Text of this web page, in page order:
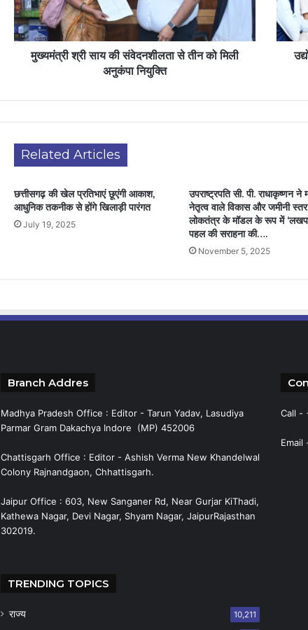
मुख्यमंत्री श्री साय की संवेदनशीलता से तीन को मिली
अनुकंपा नियुक्ति
Related Articles
छत्तीसगढ़ की खेल प्रतिभाएं छूएंगी आकाश,
आधुनिक तकनीक से होंगे खिलाड़ी पारंगत
July 19, 2025
उपराष्ट्रपति सी. पी. राधाकृष्णन
नेतृत्व वाले विकास और जमीनी
लोकतंत्र के मॉडल के रूप में
पहल की सराहना की….
November 5, 2025
Branch Addres
Madhya Pradesh Office : Editor - Tarun Yadav, Lasudiya
Parmar Gram Dakachya Indore (MP) 452006
Chattisgarh Office : Editor - Ashish Verma New Khandelwal
Colony Rajnandgaon, Chhattisgarh.
Jaipur Office : 603, New Sanganer Rd, Near Gurjar KiThadi,
Kathewa Nagar, Devi Nagar, Shyam Nagar, JaipurRajasthan
302019.
TRENDING TOPICS
राज्य 10,211
Call -
Email